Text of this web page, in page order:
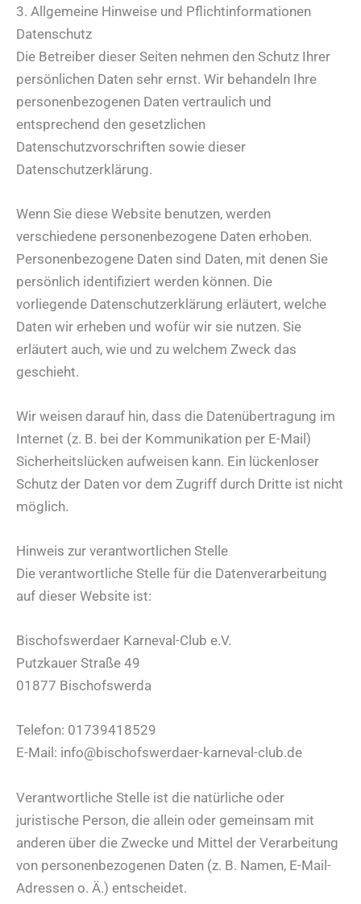
3. Allgemeine Hinweise und Pflicht­informationen
Datenschutz
Die Betreiber dieser Seiten nehmen den Schutz Ihrer
persönlichen Daten sehr ernst. Wir behandeln Ihre
personenbezogenen Daten vertraulich und
entsprechend den gesetzlichen
Datenschutzvorschriften sowie dieser
Datenschutzerklärung.
Wenn Sie diese Website benutzen, werden
verschiedene personenbezogene Daten erhoben.
Personenbezogene Daten sind Daten, mit denen Sie
persönlich identifiziert werden können. Die
vorliegende Datenschutzerklärung erläutert, welche
Daten wir erheben und wofür wir sie nutzen. Sie
erläutert auch, wie und zu welchem Zweck das
geschieht.
Wir weisen darauf hin, dass die Datenübertragung im
Internet (z. B. bei der Kommunikation per E-Mail)
Sicherheitslücken aufweisen kann. Ein lückenloser
Schutz der Daten vor dem Zugriff durch Dritte ist nicht
möglich.
Hinweis zur verantwortlichen Stelle
Die verantwortliche Stelle für die Datenverarbeitung
auf dieser Website ist:
Bischofswerdaer Karneval-Club e.V.
Putzkauer Straße 49
01877 Bischofswerda
Telefon: 01739418529
E-Mail: info@bischofswerdaer-karneval-club.de
Verantwortliche Stelle ist die natürliche oder
juristische Person, die allein oder gemeinsam mit
anderen über die Zwecke und Mittel der Verarbeitung
von personenbezogenen Daten (z. B. Namen, E-Mail-
Adressen o. Ä.) entscheidet.